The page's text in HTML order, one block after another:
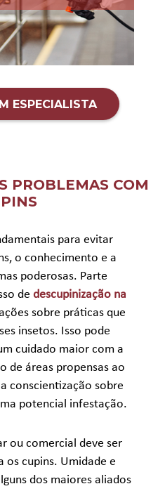
ESPECIALISTA
PROBLEMAS COM
para evitar
o conhecimento e a
poderosas. Parte
de descupinização na
sobre práticas que
insetos. Isso pode
cuidado maior com a
de áreas propensas ao
conscientização sobre
potencial infestação.
ou comercial deve ser
os cupins. Umidade e
dos maiores aliados